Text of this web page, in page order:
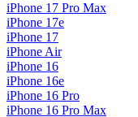
iPhone 17 Pro Max
iPhone 17e
iPhone 17
iPhone Air
iPhone 16
iPhone 16e
iPhone 16 Pro
iPhone 16 Pro Max